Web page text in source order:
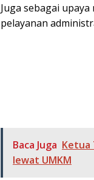
Juga sebagai
pelayanan
Baca Juga Ketua
lewat UMKM